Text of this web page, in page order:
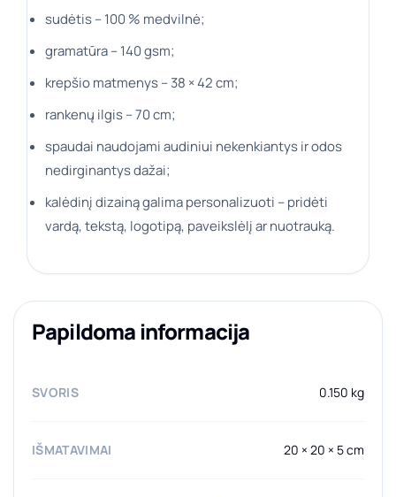
sudėtis – 100 % medvilnė;
gramatūra – 140 gsm;
krepšio matmenys – 38 × 42 cm;
rankenų ilgis – 70 cm;
spaudai naudojami audiniui nekenkiantys ir odos
nedirginantys dažai;
kalėdinį dizainą galima personalizuoti – pridėti
vardą, tekstą, logotipą, paveikslėlį ar nuotrauką.
Papildoma informacija
SVORIS 0.150 kg
IŠMATAVIMAI 20 × 20 × 5 cm